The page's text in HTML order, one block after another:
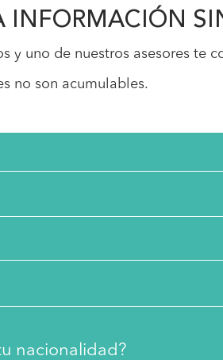
INFORMACIÓN
y uno de nuestros asesores te
no son acumulables.
nacionalidad?